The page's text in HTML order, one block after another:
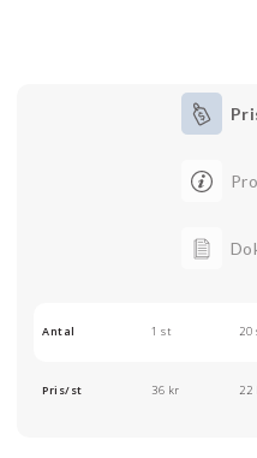
Antal 1 st 20
Pris/st 36 kr 22